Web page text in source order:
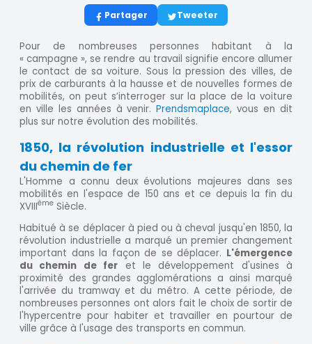
Partager Tweeter
Pour de nombreuses personnes habitant à la
« campagne », se rendre au travail signifie encore allumer
le contact de sa voiture. Sous la pression des villes, de
prix de carburants à la hausse et de nouvelles formes de
mobilités, on peut s’interroger sur la place de la voiture
en ville les années à venir.Prendsmaplace, vous en dit
plus sur notre évolution des mobilités.
1850, la révolution industrielle et l'essor
du chemin de fer
L'Homme a connu deux évolutions majeures dans ses
mobilités en l'espace de 150 ans et ce depuis la fin du
XVIIIème Siècle.
Habitué à se déplacer à pied ou à cheval jusqu'en 1850, la
révolution industrielle a marqué un premier changement
important dans la façon de se déplacer. L'émergence
du chemin de fer et le développement d'usines à
proximité des grandes agglomérations a ainsi marqué
l'arrivée du tramway et du métro. A cette période, de
nombreuses personnes ont alors fait le choix de sortir de
l'hypercentre pour habiter et travailler en pourtour de
ville grâce à l'usage des transports en commun.